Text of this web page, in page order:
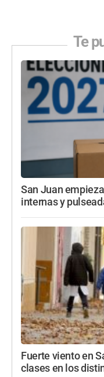
Te
San Juan
internas y
Fuerte viento en
clases en los